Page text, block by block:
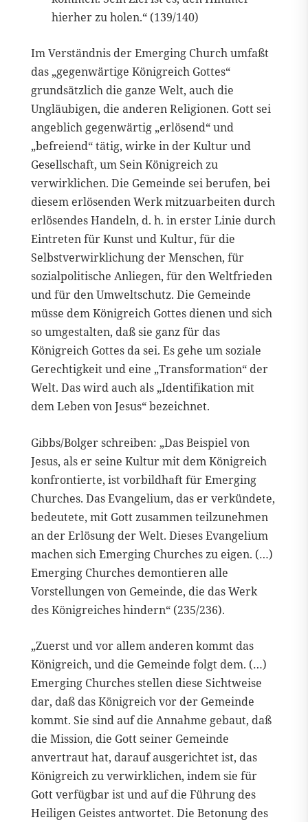
hierher zu holen.“ (139/140)
Im Verständnis der Emerging Church umfaßt
das „gegenwärtige Königreich Gottes“
grundsätzlich die ganze Welt, auch die
Ungläubigen, die anderen Religionen. Gott sei
angeblich gegenwärtig „erlösend“ und
„befreiend“ tätig, wirke in der Kultur und
Gesellschaft, um Sein Königreich zu
verwirklichen. Die Gemeinde sei berufen, bei
diesem erlösenden Werk mitzuarbeiten durch
erlösendes Handeln, d. h. in erster Linie durch
Eintreten für Kunst und Kultur, für die
Selbstverwirklichung der Menschen, für
sozialpolitische Anliegen, für den Weltfrieden
und für den Umweltschutz. Die Gemeinde
müsse dem Königreich Gottes dienen und sich
so umgestalten, daß sie ganz für das
Königreich Gottes da sei. Es gehe um soziale
Gerechtigkeit und eine „Transformation“ der
Welt. Das wird auch als „Identifikation mit
dem Leben von Jesus“ bezeichnet.
Gibbs/Bolger schreiben: „Das Beispiel von
Jesus, als er seine Kultur mit dem Königreich
konfrontierte, ist vorbildhaft für Emerging
Churches. Das Evangelium, das er verkündete,
bedeutete, mit Gott zusammen teilzunehmen
an der Erlösung der Welt. Dieses Evangelium
machen sich Emerging Churches zu eigen. (…)
Emerging Churches demontieren alle
Vorstellungen von Gemeinde, die das Werk
des Königreiches hindern“ (235/236).
„Zuerst und vor allem anderen kommt das
Königreich, und die Gemeinde folgt dem. (…)
Emerging Churches stellen diese Sichtweise
dar, daß das Königreich vor der Gemeinde
kommt. Sie sind auf die Annahme gebaut, daß
die Mission, die Gott seiner Gemeinde
anvertraut hat, darauf ausgerichtet ist, das
Königreich zu verwirklichen, indem sie für
Gott verfügbar ist und auf die Führung des
Heiligen Geistes antwortet. Die Betonung des